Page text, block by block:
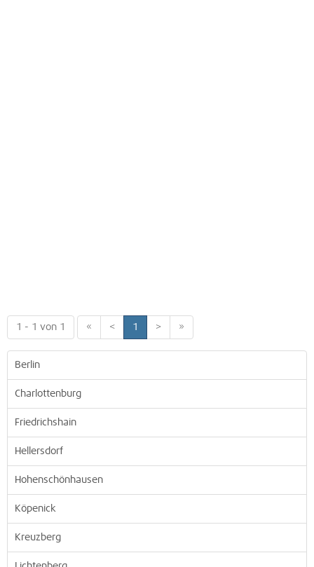
1 - 1 von 1 « < 1 > »
Berlin
Charlottenburg
Friedrichshain
Hellersdorf
Hohenschönhausen
Köpenick
Kreuzberg